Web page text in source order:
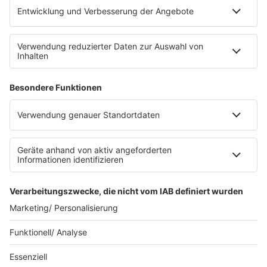
E-Bikes über eine Photovoltaikanlage auf dem …
Impressum
Datenschutzerklärung
Datenschutzeinstellungen
Radioplayer